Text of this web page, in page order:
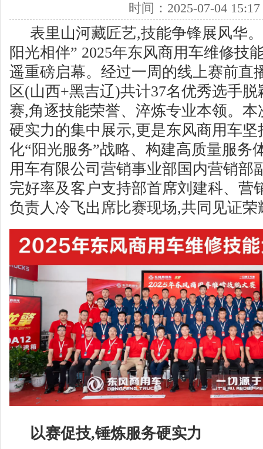
时间：2025-07-04
表里山河藏匠艺,技能争锋展风华
阳光相伴” 2025年东风商用车维修技
遥重磅启幕。经过一周的线上赛前直
区(山西+黑吉辽)共计37名优秀选手
赛,角逐技能荣誉、淬炼专业本领。
硬实力的集中展示,更是东风商用车坚
化“阳光服务”战略、构建高质量服务
用车有限公司营销事业部国内营销部
完好率及客户支持部首席刘建科、营
负责人冷飞出席比赛现场,共同见证荣
以赛促技,锤炼服务硬实力